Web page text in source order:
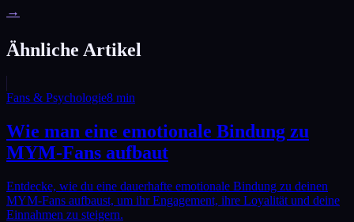
→
Ähnliche Artikel
Fans & Psychologie8 min
Wie man eine emotionale Bindung zu
MYM-Fans aufbaut
Entdecke, wie du eine dauerhafte emotionale Bindung zu deinen
MYM-Fans aufbaust, um ihr Engagement, ihre Loyalität und deine
Einnahmen zu steigern.